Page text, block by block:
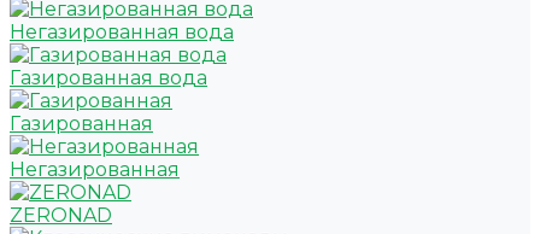
Негазированная вода
Газированная вода
Газированная
Негазированная
ZERONAD